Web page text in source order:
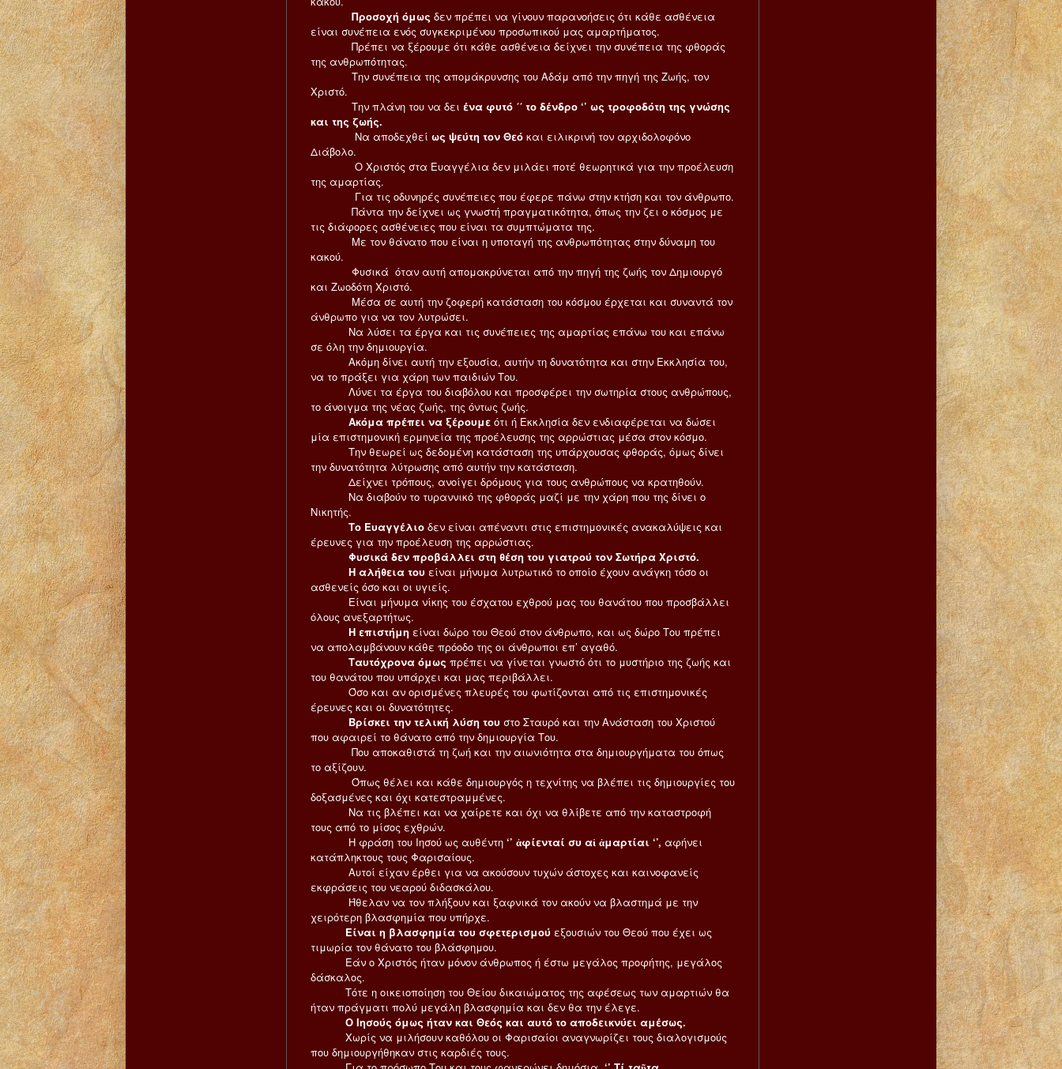
Προσοχή όμως δεν πρέπει να γίνουν παρανοήσεις ότι κάθε ασθένεια
είναι συνέπεια ενός συγκεκριμένου προσωπικού μας αμαρτήματος.
Πρέπει να ξέρουμε ότι κάθε ασθένεια δείχνει την συνέπεια της φθοράς
της ανθρωπότητας.
Την συνέπεια της απομάκρυνσης του Αδάμ από την πηγή της Ζωής, τον
Χριστό.
Την πλάνη του να δει ένα φυτό ΄΄ το δένδρο ‘’ ως τροφοδότη της γνώσης
και της ζωής.
Να αποδεχθεί ως ψεύτη τον Θεό και ειλικρινή τον αρχιδολοφόνο
Διάβολο.
Ο Χριστός στα Ευαγγέλια δεν μιλάει ποτέ θεωρητικά για την προέλευση
της αμαρτίας.
Για τις οδυνηρές συνέπειες που έφερε πάνω στην κτήση και τον άνθρωπο.
Πάντα την δείχνει ως γνωστή πραγματικότητα, όπως την ζει ο κόσμος με
τις διάφορες ασθένειες που είναι τα συμπτώματα της.
Με τον θάνατο που είναι η υποταγή της ανθρωπότητας στην δύναμη του
κακού.
Φυσικά όταν αυτή απομακρύνεται από την πηγή της ζωής τον Δημιουργό
και Ζωοδότη Χριστό.
Μέσα σε αυτή την ζοφερή κατάσταση του κόσμου έρχεται και συναντά τον
άνθρωπο για να τον λυτρώσει.
Να λύσει τα έργα και τις συνέπειες της αμαρτίας επάνω του και επάνω
σε όλη την δημιουργία.
Ακόμη δίνει αυτή την εξουσία, αυτήν τη δυνατότητα και στην Εκκλησία του,
να το πράξει για χάρη των παιδιών Του.
Λύνει τα έργα του διαβόλου και προσφέρει την σωτηρία στους ανθρώπους,
το άνοιγμα της νέας ζωής, της όντως ζωής.
Ακόμα πρέπει να ξέρουμε ότι ή Εκκλησία δεν ενδιαφέρεται να δώσει
μία επιστημονική ερμηνεία της προέλευσης της αρρώστιας μέσα στον κόσμο.
Την θεωρεί ως δεδομένη κατάσταση της υπάρχουσας φθοράς, όμως δίνει
την δυνατότητα λύτρωσης από αυτήν την κατάσταση.
Δείχνει τρόπους, ανοίγει δρόμους για τους ανθρώπους να κρατηθούν.
Να διαβούν το τυραννικό της φθοράς μαζί με την χάρη που της δίνει ο
Νικητής.
Το Ευαγγέλιο δεν είναι απέναντι στις επιστημονικές ανακαλύψεις και
έρευνες για την προέλευση της αρρώστιας.
Φυσικά δεν προβάλλει στη θέση του γιατρού τον Σωτήρα Χριστό.
Η αλήθεια του είναι μήνυμα λυτρωτικό το οποίο έχουν ανάγκη τόσο οι
ασθενείς όσο και οι υγιείς.
Είναι μήνυμα νίκης του έσχατου εχθρού μας του θανάτου που προσβάλλει
όλους ανεξαρτήτως.
Η επιστήμη είναι δώρο του Θεού στον άνθρωπο, και ως δώρο Του πρέπει
να απολαμβάνουν κάθε πρόοδο της οι άνθρωποι επ’ αγαθό.
Ταυτόχρονα όμως πρέπει να γίνεται γνωστό ότι το μυστήριο της ζωής και
του θανάτου που υπάρχει και μας περιβάλλει.
Όσο και αν ορισμένες πλευρές του φωτίζονται από τις επιστημονικές
έρευνες και οι δυνατότητες.
Βρίσκει την τελική λύση του στο Σταυρό και την Ανάσταση του Χριστού
που αφαιρεί το θάνατο από την δημιουργία Του.
Που αποκαθιστά τη ζωή και την αιωνιότητα στα δημιουργήματα του όπως
το αξίζουν.
Όπως θέλει και κάθε δημιουργός η τεχνίτης να βλέπει τις δημιουργίες του
δοξασμένες και όχι κατεστραμμένες.
Να τις βλέπει και να χαίρετε και όχι να θλίβετε από την καταστροφή
τους από το μίσος εχθρών.
Η φράση του Ιησού ως αυθέντη ‘’ ἀφίενταί συ αἱ ἁμαρτίαι ‘’, αφήνει
κατάπληκτους τους Φαρισαίους.
Αυτοί είχαν έρθει για να ακούσουν τυχών άστοχες και καινοφανείς
εκφράσεις του νεαρού διδασκάλου.
Ήθελαν να τον πλήξουν και ξαφνικά τον ακούν να βλαστημά με την
χειρότερη βλασφημία που υπήρχε.
Είναι η βλασφημία του σφετερισμού εξουσιών του Θεού που έχει ως
τιμωρία τον θάνατο του βλάσφημου.
Εάν ο Χριστός ήταν μόνον άνθρωπος ή έστω μεγάλος προφήτης, μεγάλος
δάσκαλος.
Τότε η οικειοποίηση του Θείου δικαιώματος της αφέσεως των αμαρτιών θα
ήταν πράγματι πολύ μεγάλη βλασφημία και δεν θα την έλεγε.
Ο Ιησούς όμως ήταν και Θεός και αυτό το αποδεικνύει αμέσως.
Χωρίς να μιλήσουν καθόλου οι Φαρισαίοι αναγνωρίζει τους διαλογισμούς
που δημιουργήθηκαν στις καρδιές τους.